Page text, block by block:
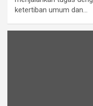
ketertiban umum dan…